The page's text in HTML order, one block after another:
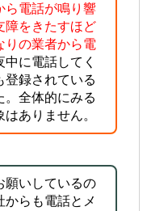
ら電話が鳴り響
障をきたすほど
りの業者から電
中に電話してく
登録されている
。全体的にみる
ありません。
願いしているの
からも電話とメ